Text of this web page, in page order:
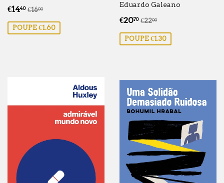
Preço
de
saldo
€1440 €14.40
Preço normal
€1600
POUPE €1.60
Eduardo Galeano
Preço
de
saldo
€2070 €20.70
Preço normal
€2200
POUPE €1.30